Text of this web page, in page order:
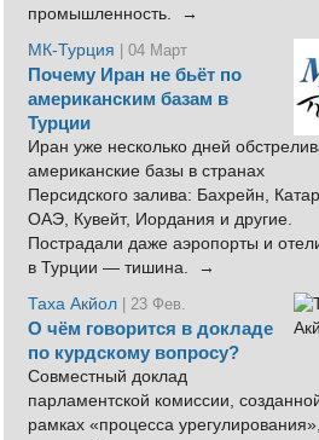
промышленность. →
МК-Турция
| 04 Март
Почему Иран не бьёт по
американским базам в
Турции
Иран уже несколько дней
американские базы в странах
Персидского залива: Бахрейн,
ОАЭ, Кувейт, Иордания и другие.
Пострадали даже аэропорты и
в Турции — тишина. →
Таха Акйол | 23 Фев.
О чём говорится в докладе
по курдскому вопросу?
Совместный доклад
парламентской комиссии,
рамках «процесса